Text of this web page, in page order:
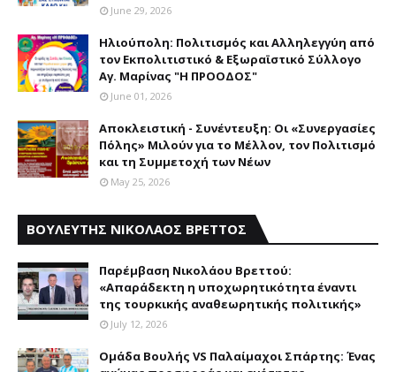
June 29, 2026
Ηλιούπολη: Πολιτισμός και Aλληλεγγύη από
τον Εκπολιτιστικό & Εξωραϊστικό Σύλλογο
Αγ. Μαρίνας "Η ΠΡΟΟΔΟΣ"
June 01, 2026
Αποκλειστική - Συνέντευξη: Οι «Συνεργασίες
Πόλης» Μιλούν για το Μέλλον, τον Πολιτισμό
και τη Συμμετοχή των Νέων
May 25, 2026
ΒΟΥΛΕΥΤΗΣ ΝΙΚΟΛΑΟΣ ΒΡΕΤΤΟΣ
Παρέμβαση Nικολάου Bρεττού:
«Aπαράδεκτη η υποχωρητικότητα έναντι
της τουρκικής αναθεωρητικής πολιτικής»
July 12, 2026
Ομάδα Βουλής VS Παλαίμαχοι Σπάρτης: Ένας